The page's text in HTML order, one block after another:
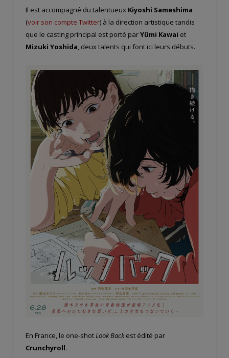
Il est accompagné du talentueux Kiyoshi Sameshima
(voir son compte Twitter) à la direction artistique tandis
que le casting principal est porté parYûmi Kawai et
Mizuki Yoshida, deux talents qui font ici leurs débuts.
En France, le one-shotLook Backest édité par
Crunchyroll.